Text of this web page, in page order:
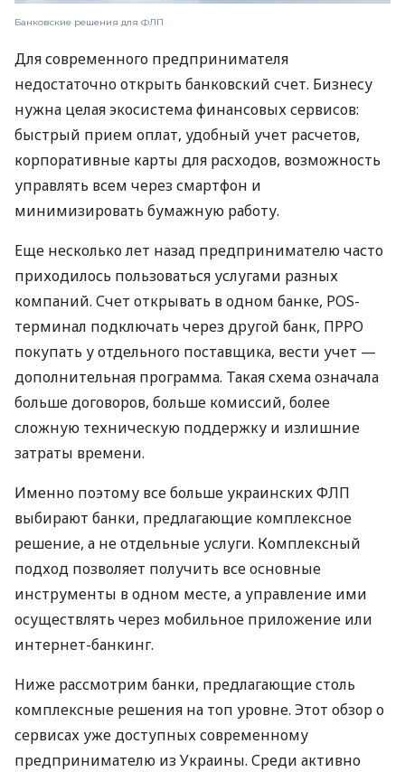
Банковские решения для ФЛП
Для современного предпринимателя
недостаточно открыть банковский счет. Бизнесу
нужна целая экосистема финансовых сервисов:
быстрый прием оплат, удобный учет расчетов,
корпоративные карты для расходов, возможность
управлять всем через смартфон и
минимизировать бумажную работу.
Еще несколько лет назад предпринимателю часто
приходилось пользоваться услугами разных
компаний. Счет открывать в одном банке, POS-
терминал подключать через другой банк, ПРРО
покупать у отдельного поставщика, вести учет —
дополнительная программа. Такая схема означала
больше договоров, больше комиссий, более
сложную техническую поддержку и излишние
затраты времени.
Именно поэтому все больше украинских ФЛП
выбирают банки, предлагающие комплексное
решение, а не отдельные услуги. Комплексный
подход позволяет получить все основные
инструменты в одном месте, а управление ими
осуществлять через мобильное приложение или
интернет-банкинг.
Ниже рассмотрим банки, предлагающие столь
комплексные решения на топ уровне. Этот обзор о
сервисах уже доступных современному
предпринимателю из Украины. Среди активно